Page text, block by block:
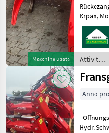
Macchina usata
Krpan, Modell aus dem
Baujahr 2016,
durch
Qualität
aus.
eine
Attività
forestali
e
del
Krpan
Anno
-
Hydr.